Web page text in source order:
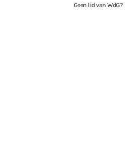
Geen lid van WdG?